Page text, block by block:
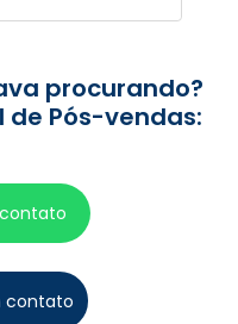
procurando?
de Pós-vendas:
contato